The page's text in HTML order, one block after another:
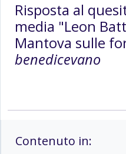
Risposta al
media "Leon
Mantova sulle
benedicevano
Contenuto in: